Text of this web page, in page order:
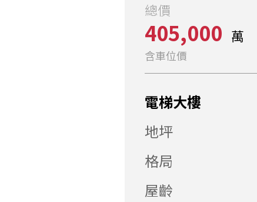
總價
405,000 萬
含車位價
電梯大樓
地坪
格局
屋齡